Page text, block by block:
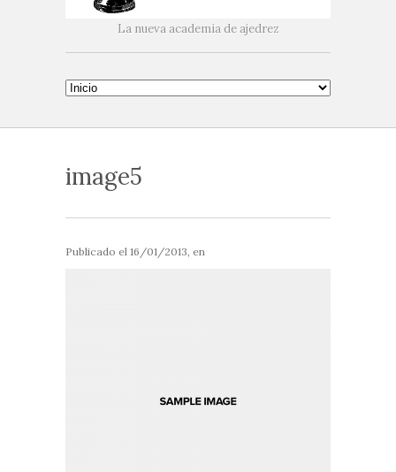
La nueva academia de ajedrez
image5
Publicado el 16/01/2013 , en